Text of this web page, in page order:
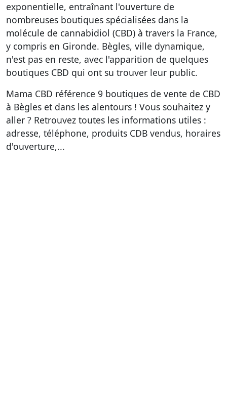
exponentielle, entraînant l'ouverture de
nombreuses boutiques spécialisées dans la
molécule de cannabidiol (CBD) à travers la France,
y compris en Gironde. Bègles, ville dynamique,
n'est pas en reste, avec l'apparition de quelques
boutiques CBD qui ont su trouver leur public.
Mama CBD référence 9 boutiques de vente de CBD
à Bègles et dans les alentours ! Vous souhaitez y
aller ? Retrouvez toutes les informations utiles :
adresse, téléphone, produits CDB vendus, horaires
d'ouverture,...